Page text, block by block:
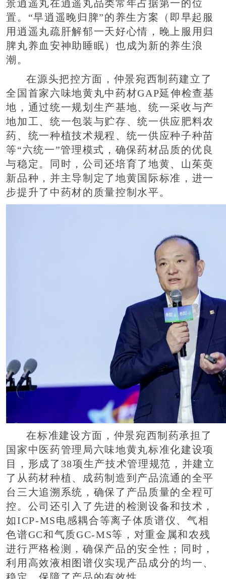
景逍遥丸在逍遥丸品类常年占据第一的位
置。“早逍遥晚归脾”的养生方案（即早起服
用逍遥丸疏肝解郁一天好心情，晚上服用归
脾丸养血安神助睡眠）也成为新的养生浪
潮。
在源头把控方面，仲景宛西制药建立了
全国首家六味地黄丸中药材GAP延伸检查基
地，通过统一规划生产基地、统一采收与产
地加工、统一包装与贮存、统一供应肥料农
药、统一种植技术规程、统一供应种子种苗
等“六统一”管理模式，确保药材品质的优良
与稳定。同时，公司还培育了地黄、山茱萸
新品种，并主导制定了地黄国际标准，进一
步提升了中药材的质量控制水平。
在标准建设方面，仲景宛西制药承担了
国家中医药管理局六味地黄丸标准化建设项
目，形成了38项生产技术管理规范，并建立
了从药材种植、成药制造到产品流通的全平
台三大追溯系统，确保了产品质量的全程可
控。公司还引入了先进的检测设备和技术，
如ICP-MS电感耦合等离子体质谱仪、气相
色谱GC和气质GC-MS等，对重金属和农残
进行严格检测，确保产品的安全性；同时，
利用高效液相图谱仪实现产品成分的均一、